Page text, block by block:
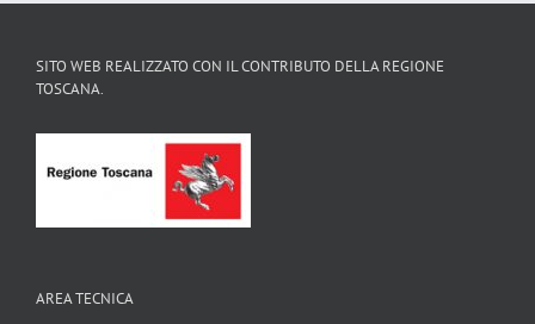
SITO WEB REALIZZATO CON IL CONTRIBUTO DELLA REGIONE
TOSCANA.
AREA TECNICA